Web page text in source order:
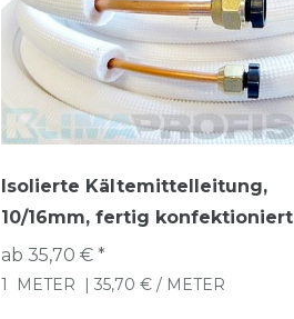
Isolierte Kältemittelleitung,
10/16mm, fertig konfektioniert
ab 35,70 € *
1 METER | 35,70 € / METER